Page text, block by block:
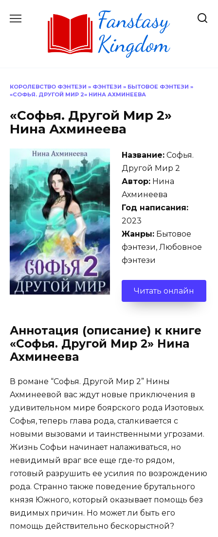
КОРОЛЕВСТВО ФЭНТЕЗИ » ФЭНТЕЗИ » БЫТОВОЕ ФЭНТЕЗИ »
«СОФЬЯ. ДРУГОЙ МИР 2» НИНА АХМИНЕЕВА
«Софья. Другой Мир 2»
Нина Ахминеева
Название: Софья.
Другой Мир 2
Автор: Нина
Ахминеева
Год написания:
2023
Жанры: Бытовое
фэнтези, Любовное
фэнтези
Читать онлайн
Аннотация (описание) к книге
«Софья. Другой Мир 2» Нина
Ахминеева
В романе “Софья. Другой Мир 2” Нины
Ахминеевой вас ждут новые приключения в
удивительном мире боярского рода Изотовых.
Софья, теперь глава рода, сталкивается с
новыми вызовами и таинственными угрозами.
Жизнь Софьи начинает налаживаться, но
невидимый враг все еще где-то рядом,
готовый разрушить ее усилия по возрождению
рода. Странно также поведение брутального
князя Южного, который оказывает помощь без
видимых причин. Но может ли быть его
помощь действительно бескорыстной?